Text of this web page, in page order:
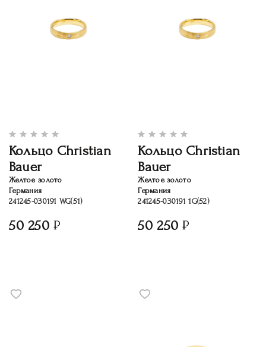
Кольцо Christian
Bauer
Желтое золото
Германия
241245-030191 WG(51)
50 250
Кольцо Christian
Bauer
Желтое золото
Германия
241245-030191 1G(52)
50 250